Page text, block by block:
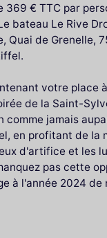
369 € TTC par
bateau Le Rive
Quai de Grenelle,
votre place
de la Saint-
comme jamais
en profitant de la
d'artifice et les
pas cette
à l'année 2024 de